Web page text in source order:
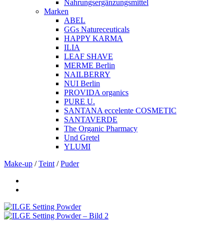
Nahrungsergänzungsmittel
Marken
ABEL
GGs Natureceuticals
HAPPY KARMA
ILIA
LEAF SHAVE
MERME Berlin
NAILBERRY
NUI Berlin
PROVIDA organics
PURE U.
SANTANA eccelente COSMETIC
SANTAVERDE
The Organic Pharmacy
Und Gretel
YLUMI
Make-up / Teint / Puder